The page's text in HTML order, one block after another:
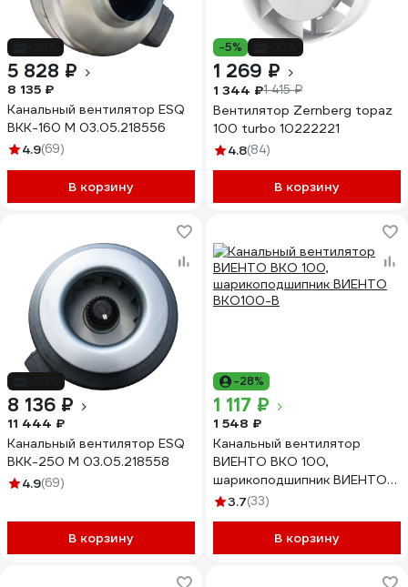
5 828 ₽
8 135 ₽
Канальный вентилятор ESQ
ВКК-160 М 03.05.218556
4.9(69)
В корзину
-5%
1 269 ₽
1 344 ₽1 415 ₽
Вентилятор Zernberg topaz
100 turbo 10222221
4.8(84)
В корзину
8 136 ₽
11 444 ₽
Канальный вентилятор ESQ
ВКК-250 М 03.05.218558
4.9(69)
В корзину
-28%
1 117 ₽
1 548 ₽
Канальный вентилятор
ВИЕНТО ВКО 100,
шарикоподшипник ВИЕНТО
ВКО100-B
3.7(33)
В корзину